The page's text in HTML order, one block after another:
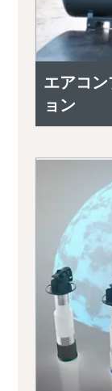
エアコ
ョン